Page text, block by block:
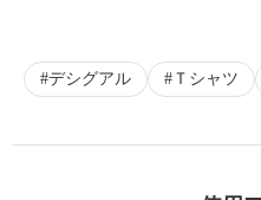
デシグアル Ｔシャツ